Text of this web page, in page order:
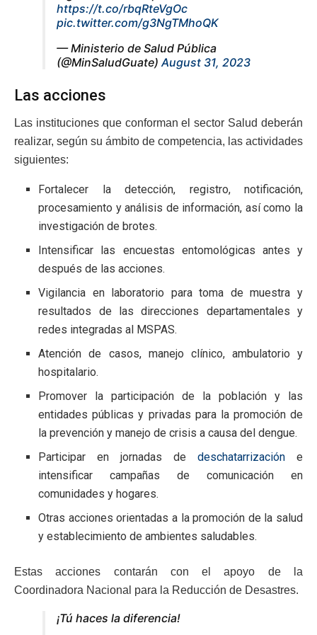
https://t.co/rbqRteVgOc
pic.twitter.com/g3NgTMhoQK
— Ministerio de Salud Pública
(@MinSaludGuate)August 31, 2023
Las acciones
Las instituciones que conforman el sector Salud deberán
realizar, según su ámbito de competencia, las actividades
siguientes:
Fortalecer la detección, registro, notificación,
procesamiento y análisis de información, así como la
investigación de brotes.
Intensificar las encuestas entomológicas antes y
después de las acciones.
Vigilancia en laboratorio para toma de muestra y
resultados de las direcciones departamentales y
redes integradas al MSPAS.
Atención de casos, manejo clínico, ambulatorio y
hospitalario.
Promover la participación de la población y las
entidades públicas y privadas para la promoción de
la prevención y manejo de crisis a causa del dengue.
Participar en jornadas dedeschatarrización e
intensificar campañas de comunicación en
comunidades y hogares.
Otras acciones orientadas a la promoción de la salud
y establecimiento de ambientes saludables.
Estas acciones contarán con el apoyo de la
Coordinadora Nacional para la Reducción de Desastres.
¡Tú haces la diferencia!